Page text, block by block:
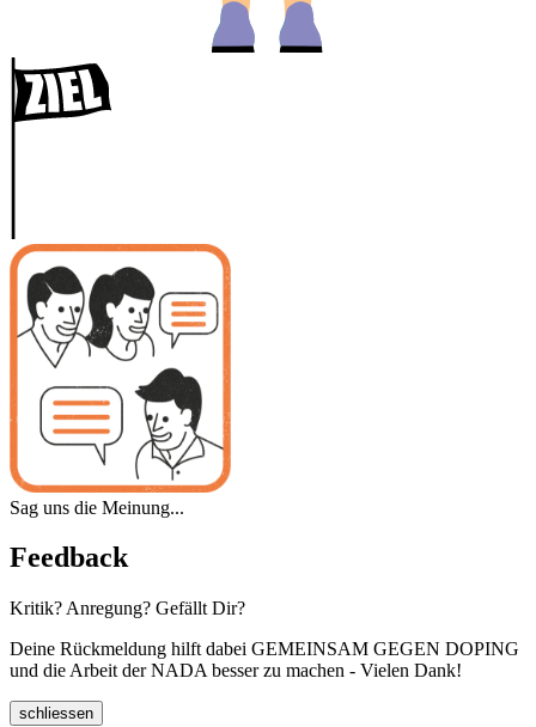
Sag uns die Meinung...
Feedback
Kritik? Anregung? Gefällt Dir?
Deine Rückmeldung hilft dabei GEMEINSAM GEGEN DOPING
und die Arbeit der NADA besser zu machen - Vielen Dank!
schliessen